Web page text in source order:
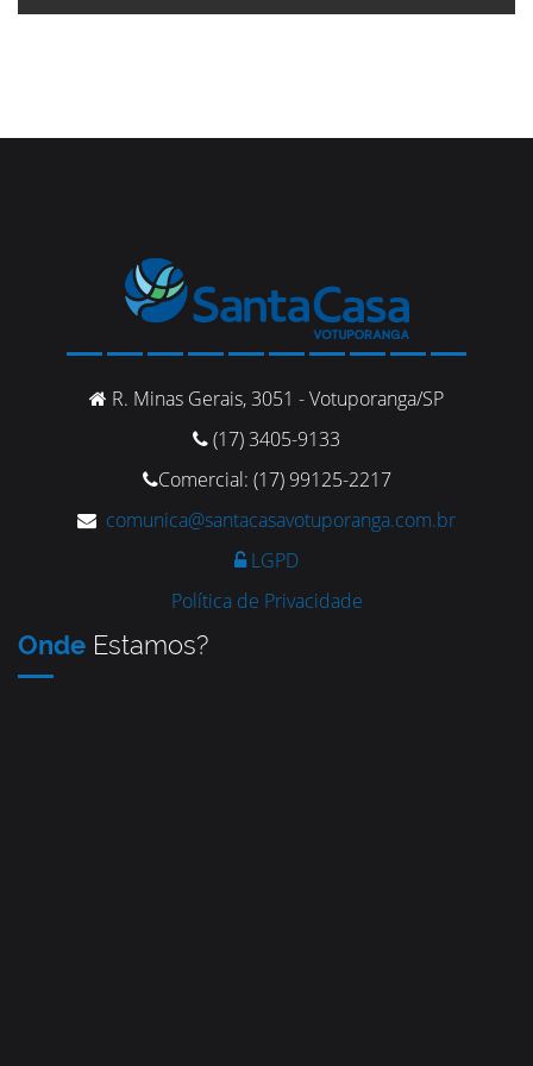
R. Minas Gerais, 3051 - Votuporanga/SP
(17) 3405-9133
Comercial: (17) 99125-2217
comunica@santacasavotuporanga.com.br
LGPD
Política de Privacidade
Onde Estamos?